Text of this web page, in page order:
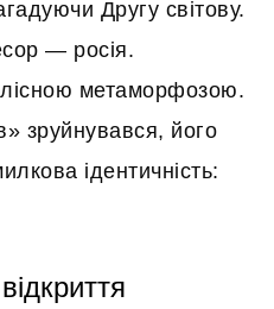
Другу світову.
— росія.
метаморфозою.
зруйнувався, його
ідентичність: